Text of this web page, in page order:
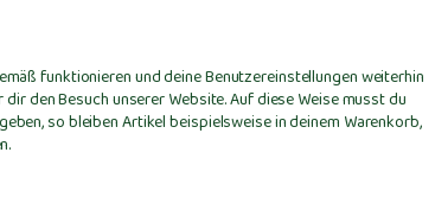
funktionieren und deine Benutzereinstellungen weiterhin
den Besuch unserer Website. Auf diese Weise musst du
so bleiben Artikel beispielsweise in deinem Warenkorb,